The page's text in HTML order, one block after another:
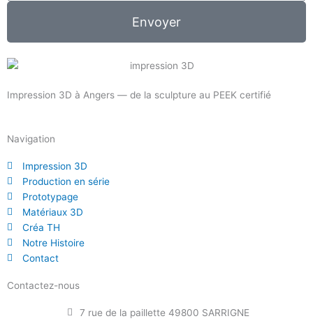
Envoyer
Impression 3D à Angers — de la sculpture au PEEK certifié
Navigation
Impression 3D
Production en série
Prototypage
Matériaux 3D
Créa TH
Notre Histoire
Contact
Contactez-nous
7 rue de la paillette 49800 SARRIGNE